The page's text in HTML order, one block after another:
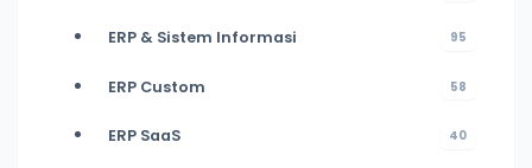
ERP & Sistem Informasi 95
ERP Custom 58
ERP SaaS 40